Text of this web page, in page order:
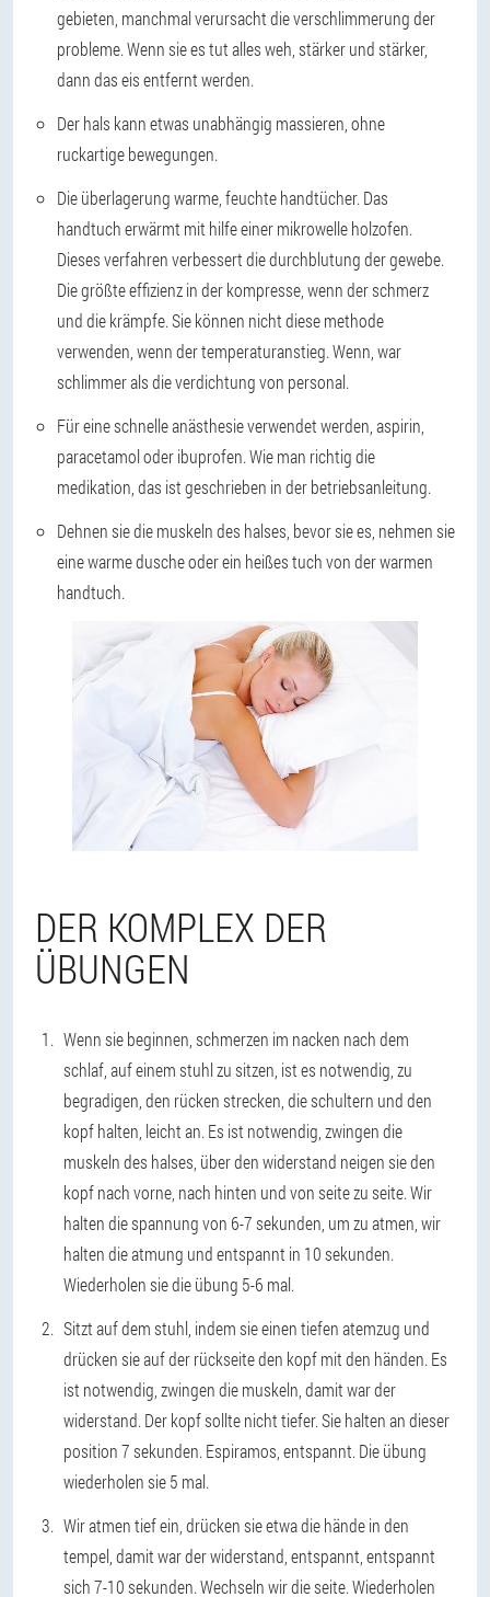
gebieten, manchmal verursacht die verschlimmerung der
probleme. Wenn sie es tut alles weh, stärker und stärker,
dann das eis entfernt werden.
Der hals kann etwas unabhängig massieren, ohne
ruckartige bewegungen.
Die überlagerung warme, feuchte handtücher. Das
handtuch erwärmt mit hilfe einer mikrowelle holzofen.
Dieses verfahren verbessert die durchblutung der gewebe.
Die größte effizienz in der kompresse, wenn der schmerz
und die krämpfe. Sie können nicht diese methode
verwenden, wenn der temperaturanstieg. Wenn, war
schlimmer als die verdichtung von personal.
Für eine schnelle anästhesie verwendet werden, aspirin,
paracetamol oder ibuprofen. Wie man richtig die
medikation, das ist geschrieben in der betriebsanleitung.
Dehnen sie die muskeln des halses, bevor sie es, nehmen sie
eine warme dusche oder ein heißes tuch von der warmen
handtuch.
DER KOMPLEX DER
ÜBUNGEN
Wenn sie beginnen, schmerzen im nacken nach dem
schlaf, auf einem stuhl zu sitzen, ist es notwendig, zu
begradigen, den rücken strecken, die schultern und den
kopf halten, leicht an. Es ist notwendig, zwingen die
muskeln des halses, über den widerstand neigen sie den
kopf nach vorne, nach hinten und von seite zu seite. Wir
halten die spannung von 6-7 sekunden, um zu atmen, wir
halten die atmung und entspannt in 10 sekunden.
Wiederholen sie die übung 5-6 mal.
Sitzt auf dem stuhl, indem sie einen tiefen atemzug und
drücken sie auf der rückseite den kopf mit den händen. Es
ist notwendig, zwingen die muskeln, damit war der
widerstand. Der kopf sollte nicht tiefer. Sie halten an dieser
position 7 sekunden. Espiramos, entspannt. Die übung
wiederholen sie 5 mal.
Wir atmen tief ein, drücken sie etwa die hände in den
tempel, damit war der widerstand, entspannt, entspannt
sich 7-10 sekunden. Wechseln wir die seite. Wiederholen